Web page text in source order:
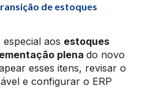
de estoques
aos estoques
plena do novo
esses itens, revisar o
e configurar o ERP